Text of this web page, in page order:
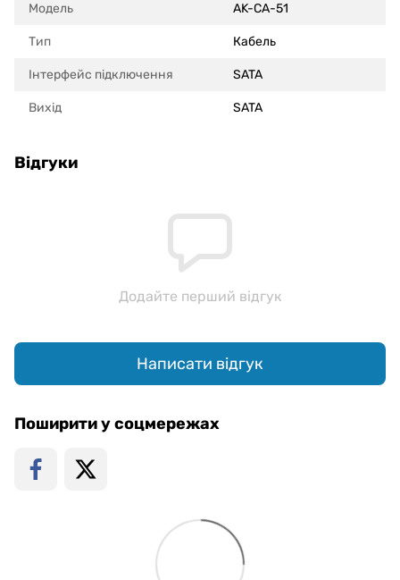
Модель AK-CA-51
Тип Кабель
Інтерфейс підключення SATA
Вихід SATA
Відгуки
Додайте перший відгук
Написати відгук
Поширити у соцмережах